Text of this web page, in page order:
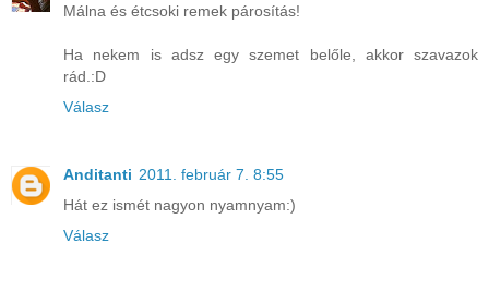
Málna és étcsoki remek párosítás!
Ha nekem is adsz egy szemet belőle, akkor szavazok
rád.:D
Válasz
Anditanti 2011. február 7. 8:55
Hát ez ismét nagyon nyamnyam:)
Válasz